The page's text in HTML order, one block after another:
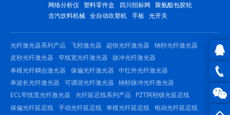
QQ在
线咨
询
0816
网络分析仪 塑料零件盒 四川招标网
聚氨酯包胶轮
含汽饮料机械 全自动吹塑机 手板 光开关
光纤激光器系列产品 飞秒激光器 超快光纤激光器
纳秒光纤激光器
皮秒光纤激光器
窄线宽光纤激光器
脉冲光纤激光器
单模光纤耦合激光器
保偏光纤激光器 中红外光纤激光器
单波长光纤激光器
可调谐光纤激光器 纳秒脉冲光纤激光器
ECL窄线宽光纤激光器
光纤延迟线系列产品
PZT阿秒级光延迟线
保偏光纤延迟线 手动光纤延迟线 单模光纤延迟线
电动光纤延迟线